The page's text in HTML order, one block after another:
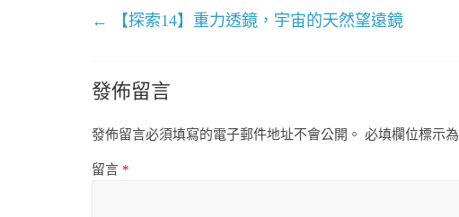
← 【探索14】重力透鏡，宇宙的天然望遠鏡
發佈留言
發佈留言必須填寫的電子郵件地址不會公開。 必填欄位標示為
留言 *